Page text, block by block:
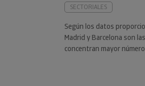
SECTORIALES
Según los datos
Madrid y Barcelona son
concentran mayor